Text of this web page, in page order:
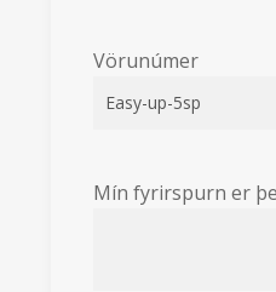
Vörunúmer
Mín fyrirspurn er